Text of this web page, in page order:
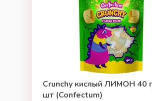
Crunchy кислый ЛИМОН 40
шт (Confectum)